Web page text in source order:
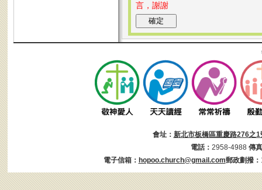
言，謝謝
會址： 新北市板橋區重慶路276之1
電話： 2958-4988 傳
電子信箱： hopoo.church@gmail.com郵政劃撥：